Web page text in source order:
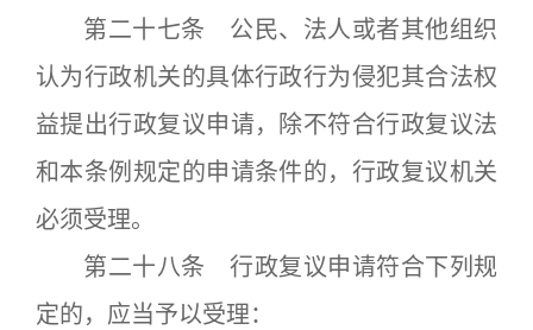
第二十七条 公民、法人或者其他组织
认为行政机关的具体行政行为侵犯其合法权
益提出行政复议申请，除不符合行政复议法
和本条例规定的申请条件的，行政复议机关
必须受理。
第二十八条 行政复议申请符合下列规
定的，应当予以受理：